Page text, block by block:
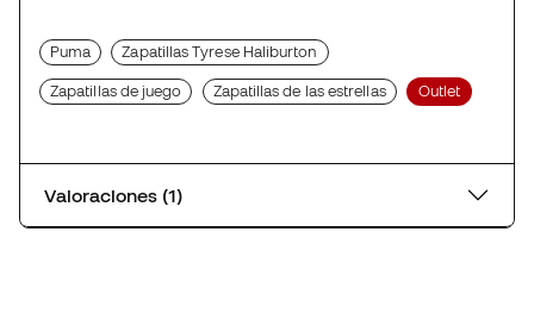
Puma Zapatillas Tyrese Haliburton
Zapatillas de juego Zapatillas de las estrellas Outlet
Valoraciones (1)